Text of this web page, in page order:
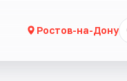
Ростов-на-Дону